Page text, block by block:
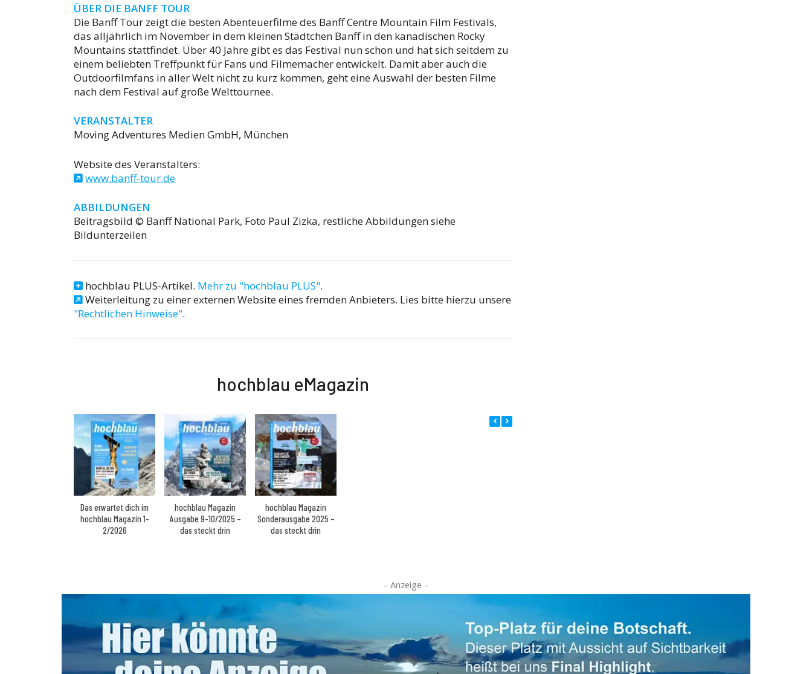
ÜBER DIE BANFF TOUR
Die Banff Tour zeigt die besten Abenteuerfilme des Banff Centre Mountain Film Festivals,
das alljährlich im November in dem kleinen Städtchen Banff in den kanadischen Rocky
Mountains stattfindet. Über 40 Jahre gibt es das Festival nun schon und hat sich seitdem zu
einem beliebten Treffpunkt für Fans und Filmemacher entwickelt. Damit aber auch die
Outdoorfilmfans in aller Welt nicht zu kurz kommen, geht eine Auswahl der besten Filme
nach dem Festival auf große Welttournee.
VERANSTALTER
Moving Adventures Medien GmbH, München
Website des Veranstalters:
www.banff-tour.de
ABBILDUNGEN
Beitragsbild © Banff National Park, Foto Paul Zizka, restliche Abbildungen siehe
Bildunterzeilen
hochblau PLUS-Artikel. Mehr zu "hochblau PLUS".
Weiterleitung zu einer externen Website eines fremden Anbieters. Lies bitte hierzu unsere
"Rechtlichen Hinweise".
hochblau eMagazin
Das erwartet dich im
hochblau Magazin 1-
2/2026
hochblau Magazin
Ausgabe 9-10/2025 –
das steckt drin
hochblau Magazin
Sonderausgabe 2025 –
das steckt drin
– Anzeige –